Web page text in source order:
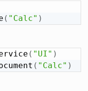
( "Calc" )
( "UI" )
( "Calc" )